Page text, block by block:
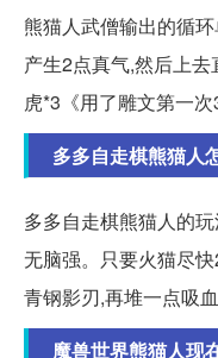
熊猫人武僧输出的循
产生2点真气,然后上
虎*3《用了雕文第一次
多多自走棋熊猫人
多多自走棋熊猫人的
无脑强。只要火猫尽
青钢影刃,再堆一点吸
魔兽世界熊猫人现